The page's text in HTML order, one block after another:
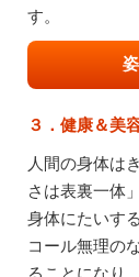
す。
３．健康＆美
人間の身体は
さは表裏一体
身体にたいす
コール無理の
ることになり